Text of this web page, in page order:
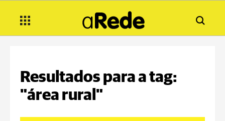
Resultados para a tag:
"área rural"